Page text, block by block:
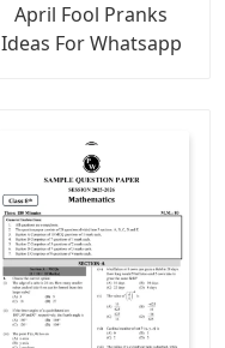
April Fool Pranks
Ideas For Whatsapp